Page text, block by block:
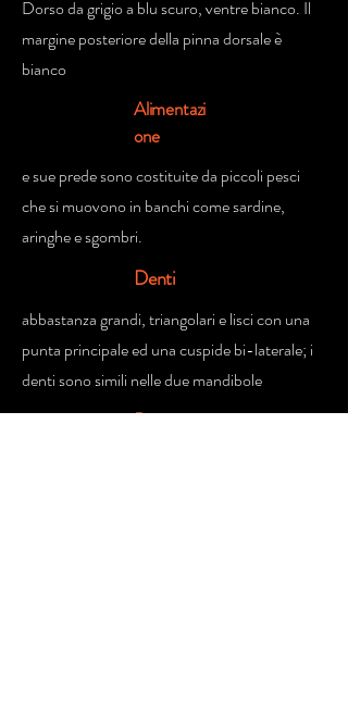
Dorso da grigio a blu scuro, ventre bianco. Il
margine posteriore della pinna dorsale è
bianco
Alimentazi
one
e sue prede sono costituite da piccoli pesci
che si muovono in banchi come sardine,
aringhe e sgombri.
Denti
abbastanza grandi, triangolari e lisci con una
punta principale ed una cuspide bi-laterale; i
denti sono simili nelle due mandibole
Rapporti